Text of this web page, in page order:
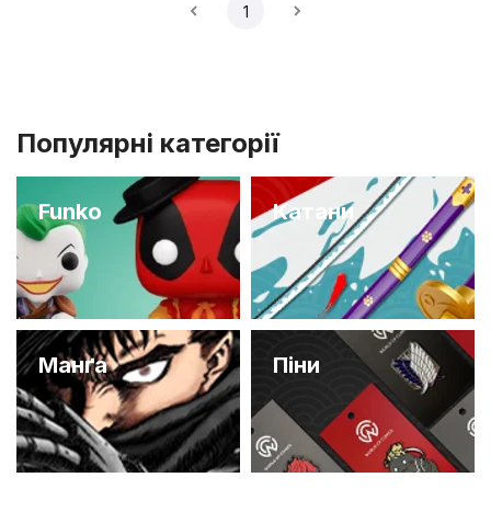
1
Популярні категорії
Funko Катани
Манґа Піни